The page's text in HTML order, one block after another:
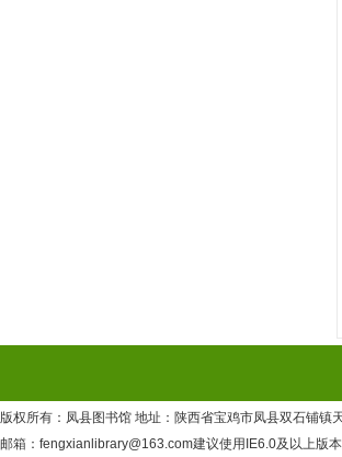
版权所有：凤县图书馆 地址：陕西省宝鸡市凤县双石铺
邮箱：fengxianlibrary@163.com建议使用IE6.0及以上版